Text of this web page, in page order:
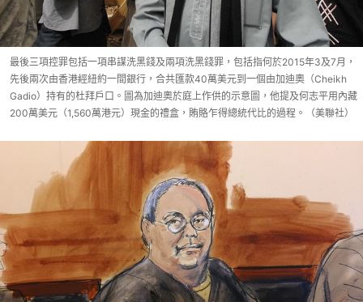
最後三項控罪包括一項串謀洗黑錢及兩項洗黑錢罪，包括指何於2015年3及7月，
先後兩次由香港經紐約一間銀行，合共匯款40萬美元到一個由加迪奧（Cheikh
Gadio）持有的杜拜戶口。圖為加迪奧於庭上作供的示意圖，他提及何志平用內藏
200萬美元（1,560萬港元）現金的禮盒，賄賂乍得總統代比的過程。（美聯社）